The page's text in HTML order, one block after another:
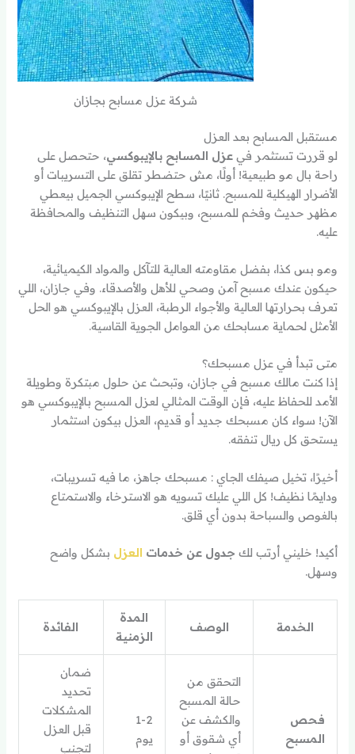
شركة عزل مسابح بجازان
مستقبل المسابح بعد العزل
لو قررت تستثمر فيعزل المسابح بالإيبوكسي، حتحصل على
راحة بال مو طبيعية! أولًا، مش حتضطر تقلق على التسريبات أو
الأضرار الهيكلية للمسبح. ثانيًا، سطح الإيبوكسي الجميل بيعطي
مظهر حديث وفخم للمسبح، وبيكون سهل التنظيف والمحافظة
عليه.
ومو بس كذا، بفضل مقاومته العالية للتآكل والمواد الكيميائية،
حيكون عندك مسبح آمن وصحي للأهل والأصدقاء. وفي جازان، اللي
تعرف بحرارتها العالية والأجواء الرطبة، العزل بالإيبوكسي هو الحل
الأمثل لحماية مسابحك من العوامل الجوية القاسية.
متى تبدأ في عزل مسبحك؟
إذا كنت مالك مسبح في جازان، وتبحث عن حلول مبتكرة وطويلة
الأمد للحفاظ عليه، فإن الوقت المثالي لعزل المسبح بالإيبوكسي هو
الآن! سواء كان مسبحك جديد أو قديم، العزل بيكون استثمار
يستحق كل ريال تنفقه.
أخيرًا، تخيل صيفك الجاي : مسبحك جاهز، ما فيه تسريبات،
ودايمًا نظيف! كل اللي عليك تسويه هو الاسترخاء والاستمتاع
بالغوص والسباحة بدون أي قلق.
أكيد! خليني أرتب لك جدول عن خدمات العزل بشكل واضح
وسهل.
الخدمة الوصف
المدة
الزمنية
الفائدة
فحص
المسبح
التحقق من
حالة المسبح
والكشف عن
أي شقوق أو
1-2
يوم
ضمان
تحديد
المشكلات
قبل العزل
لتجنب